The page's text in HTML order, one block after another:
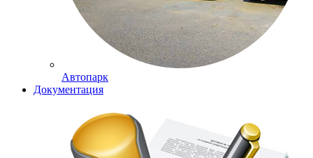
Автопарк
Документация